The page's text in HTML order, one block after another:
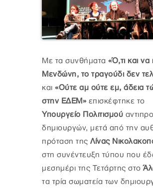
Με τα συνθήματα «Ό,τι και να
Μενδώνη, το τραγούδι δεν
και «Ούτε αμ ούτε εμ, άδεια
στην ΕΔΕΜ» επισκέφτηκε το
Υπουργείο Πολιτισμού
δημιουργών, μετά από την
πρόταση της Λίνας
στη συνέντευξη τύπου που
μεσημέρι της Τετάρτης στο
τα τρία σωματεία των